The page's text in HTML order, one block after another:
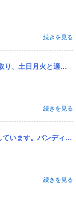
続きを見る
往路到着直前、高速降りてすぐの登...
続きを見る
かく、適当に少し離れた目的地を設定...
続きを見る